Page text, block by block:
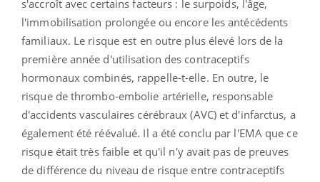
s'accroît avec certains facteurs : le surpoids, l'âge,
l'immobilisation prolongée ou encore les antécédents
familiaux. Le risque est en outre plus élevé lors de la
première année d'utilisation des contraceptifs
hormonaux combinés, rappelle-t-elle. En outre, le
risque de thrombo-embolie artérielle, responsable
d'accidents vasculaires cérébraux (AVC) et d'infarctus, a
également été réévalué. Il a été conclu par l'EMA que ce
risque était très faible et qu'il n'y avait pas de preuves
de différence du niveau de risque entre contraceptifs